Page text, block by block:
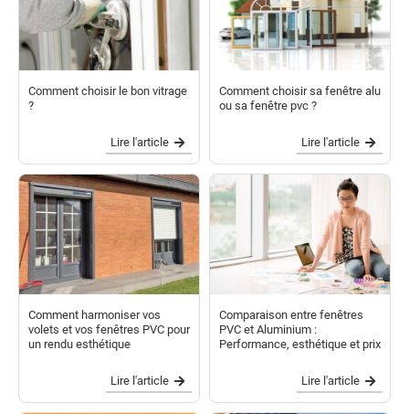
Comment choisir le bon vitrage
?
Lire l'article
Comment choisir sa fenêtre alu
ou sa fenêtre pvc ?
Lire l'article
Comment harmoniser vos
volets et vos fenêtres PVC pour
un rendu esthétique
Lire l'article
Comparaison entre fenêtres
PVC et Aluminium :
Performance, esthétique et prix
Lire l'article